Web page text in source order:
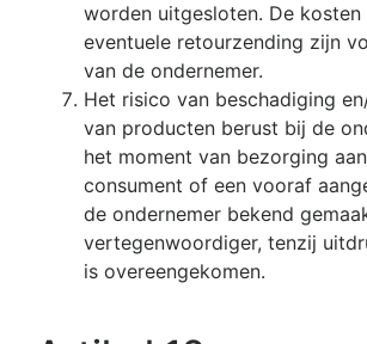
worden uitgesloten. De kosten
eventuele retourzending zijn
van de ondernemer.
Het risico van beschadiging
van producten berust bij de
het moment van bezorging
consument of een vooraf
de ondernemer bekend
vertegenwoordiger, tenzij
is overeengekomen.